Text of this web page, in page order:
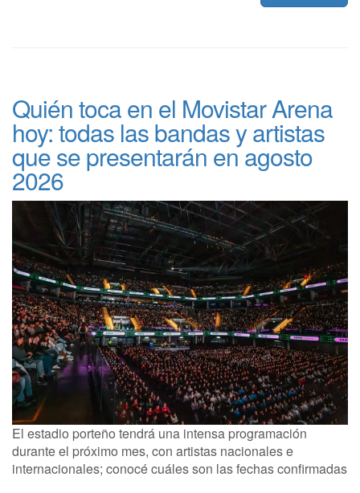
Quién toca en el Movistar Arena
hoy: todas las bandas y artistas
que se presentarán en agosto
2026
El estadio porteño tendrá una intensa programación
durante el próximo mes, con artistas nacionales e
internacionales; conocé cuáles son las fechas confirmadas